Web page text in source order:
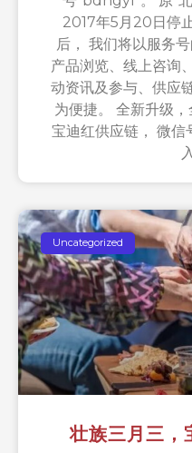
2017年5月20日停
后， 我们将以服务
产品浏览、线上咨询
动资讯及参与、供应
为便捷。 全新升级
宝迪红供应链， 微
Uncategorized
壮族三月三，